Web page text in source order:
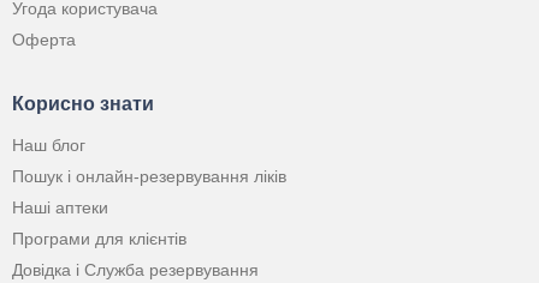
Угода користувача
Оферта
Корисно знати
Наш блог
Пошук і онлайн-резервування ліків
Наші аптеки
Програми для клієнтів
Довідка і Служба резервування